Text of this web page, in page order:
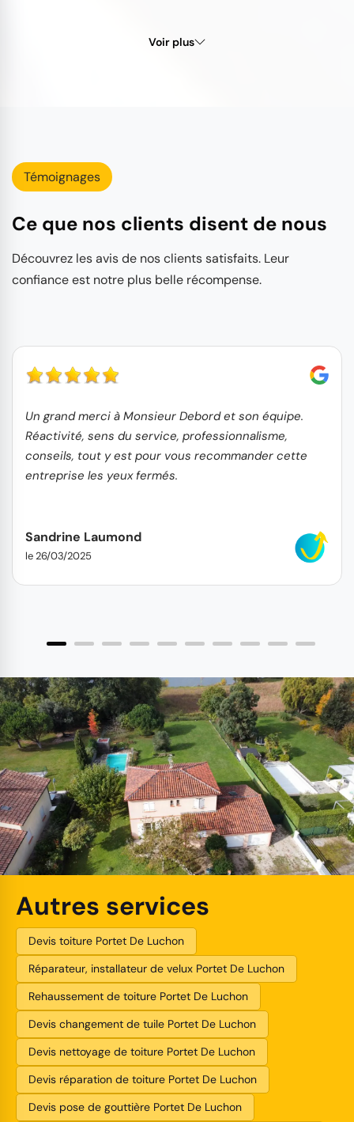
Voir plus
Témoignages
Ce que nos clients disent de nous
Découvrez les avis de nos clients satisfaits. Leur
confiance est notre plus belle récompense.
Un grand merci à Monsieur Debord et son équipe.
Réactivité, sens du service, professionnalisme,
conseils, tout y est pour vous recommander cette
entreprise les yeux fermés.
Sandrine Laumond
le 26/03/2025
Autres services
Devis toiture Portet De Luchon
Réparateur, installateur de velux Portet De Luchon
Rehaussement de toiture Portet De Luchon
Devis changement de tuile Portet De Luchon
Devis nettoyage de toiture Portet De Luchon
Devis réparation de toiture Portet De Luchon
Devis pose de gouttière Portet De Luchon